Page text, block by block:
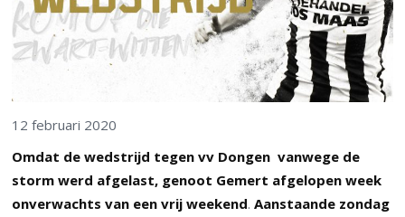
12 februari 2020
Omdat de wedstrijd tegen vv Dongen vanwege de
storm werd afgelast, genoot Gemert afgelopen week
onverwachts van een vrij weekend.Aanstaande zondag